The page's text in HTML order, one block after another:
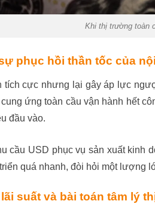
Khi thị trường toàn
phục hồi thần tốc của
tích cực nhưng lại gây áp lực
ứng toàn cầu vận hành hết
đầu vào.
cầu USD phục vụ sản xuất kinh
quá nhanh, đòi hỏi một lượng
suất và bài toán tâm lý